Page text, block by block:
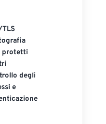
protetti
degli
e